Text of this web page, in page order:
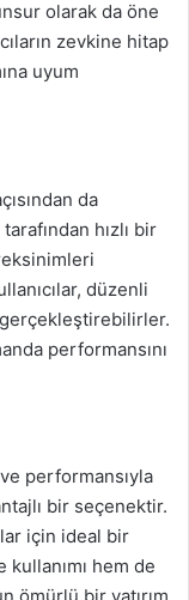
olarak da öne
zevkine hitap
uyum
da
hızlı bir
düzenli
performansını
performansıyla
bir seçenektir.
için ideal bir
hem de